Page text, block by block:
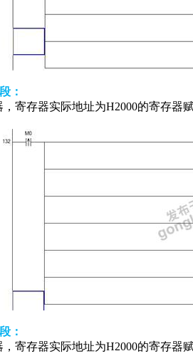
：
寄存器实际地址为H2000的寄存器
：
寄存器实际地址为H2000的寄存器